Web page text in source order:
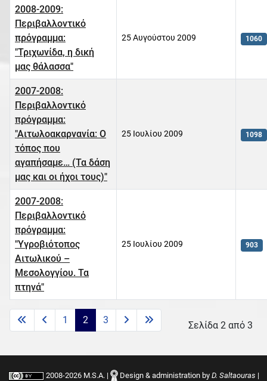
2008-2009:
Περιβαλλοντικό
πρόγραμμα:
"Τριχωνίδα, η δική
μας θάλασσα"
25 Αυγούστου 2009 1060
2007-2008:
Περιβαλλοντικό
πρόγραμμα:
"Αιτωλοακαρνανία: Ο
τόπος που
αγαπήσαμε… (Τα δάση
μας και οι ήχοι τους)"
25 Ιουλίου 2009 1098
2007-2008:
Περιβαλλοντικό
πρόγραμμα:
"Υγροβιότοπος
Αιτωλικού –
Μεσολογγίου. Τα
πτηνά"
25 Ιουλίου 2009 903
Σελίδα 2 από 3
1 2 3
2008-2026 M.S.A. | Design & administration by D. Saltaouras |